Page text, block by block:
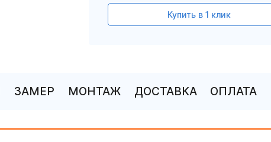
Купить в 1 клик
ЗАМЕР МОНТАЖ ДОСТАВКА ОПЛАТА